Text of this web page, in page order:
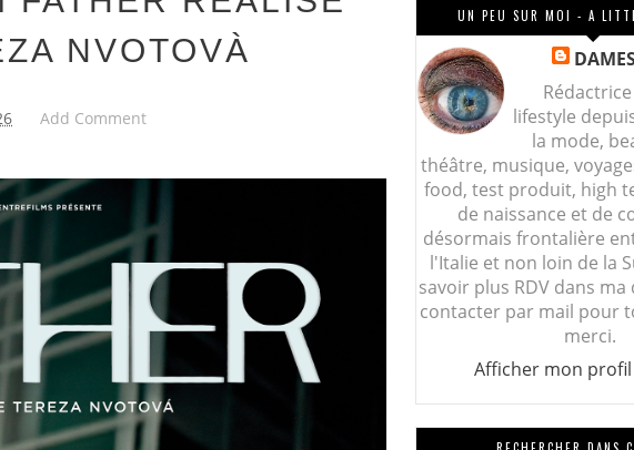
NVOTOVÀ
Add Comment
UN PEU SUR MOI - A
lifestyle
la mode,
théâtre, musique,
food, test produit, high
de naissance et de
désormais frontalière
l'Italie et non loin de la
savoir plus RDV dans
contacter par mail pour
merci.
Afficher mon